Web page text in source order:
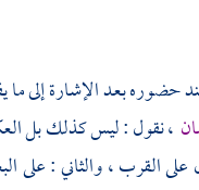
حضوره بعد الإشارة إلى ما
، نقول : ليس كذلك بل
القرب ، والثاني : على